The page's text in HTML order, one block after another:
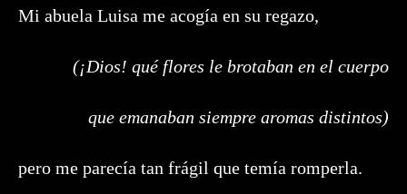
Mi abuela Luisa me acogía en su regazo,
(¡Dios! qué flores le brotaban en el cuerpo
que emanaban siempre aromas distintos)
pero me parecía tan frágil que temía romperla.